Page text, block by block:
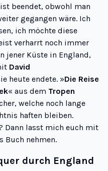
beendet, obwohl man
gegangen wäre. Ich
ich möchte diese
verharrt noch immer
jener Küste in England,
David
heute endete. »Die Reise
« aus dem Tropen
welche noch lange
haften bleiben.
Dann lasst mich euch mit
Buch nehmen.
durch England